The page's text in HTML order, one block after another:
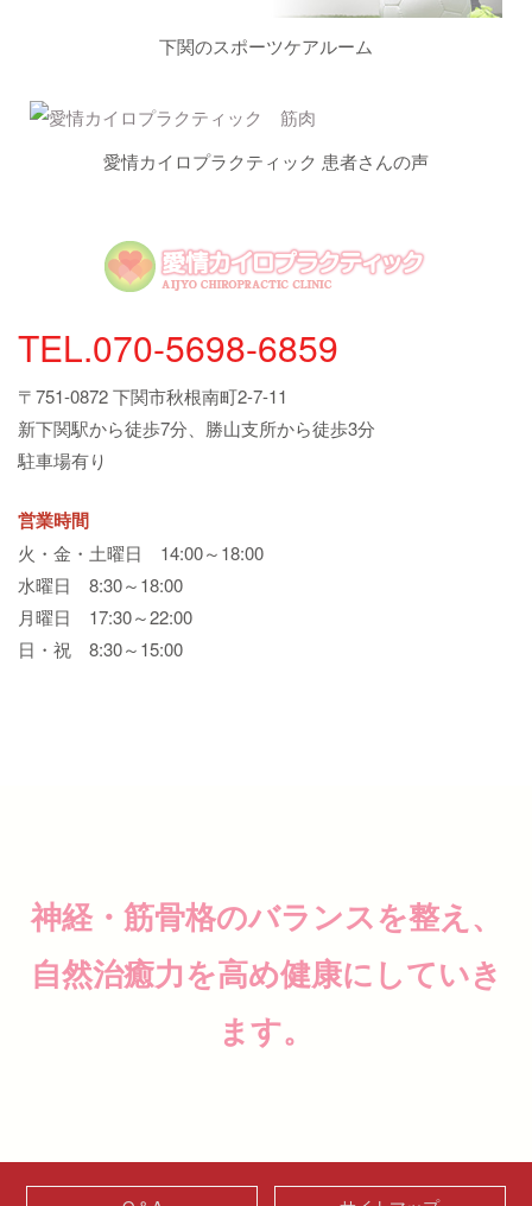
下関のスポーツケアルーム
愛情カイロプラクティック 患者さんの声
TEL.070-5698-6859
〒751-0872 下関市秋根南町2-7-11
新下関駅から徒歩7分、勝山支所から徒歩3分
駐車場有り
営業時間
火・金・土曜日 14:00～18:00
水曜日 8:30～18:00
月曜日 17:30～22:00
日・祝 8:30～15:00
神経・筋骨格のバランスを整え、
自然治癒力を高め健康にしていき
ます。